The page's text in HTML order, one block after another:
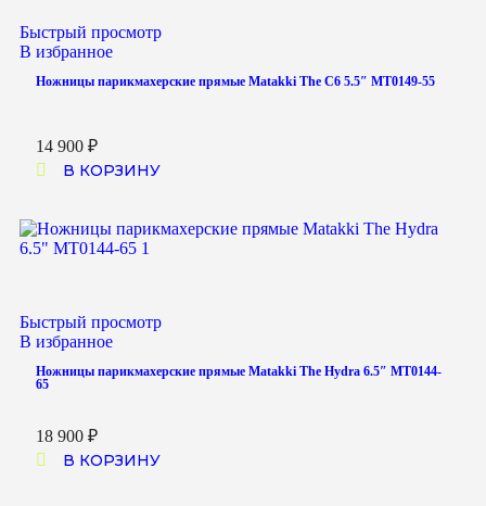
Быстрый просмотр
В избранное
Ножницы парикмахерские прямые Matakki The C6 5.5″ MT0149-55
14 900 ₽
В КОРЗИНУ
Быстрый просмотр
В избранное
Ножницы парикмахерские прямые Matakki The Hydra 6.5″ MT0144-
65
18 900 ₽
В КОРЗИНУ